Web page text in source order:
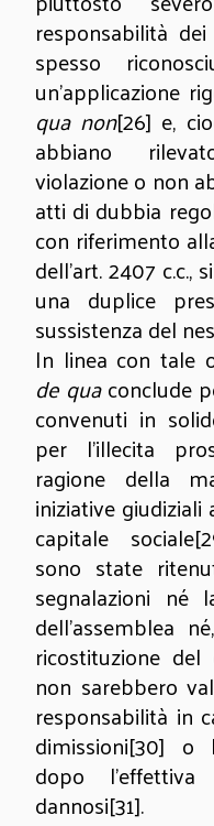
responsabilità
spesso
un’applicazione
qua non[26] e,
abbiano
violazione o non
atti di dubbia
con riferimento
dell’art. 2407 c.c.,
una duplice
sussistenza del
In linea con tale
de quaconclude
convenuti in
per l’illecita
ragione della
iniziative
capitale sociale
sono state
segnalazioni né
dell’assemblea
ricostituzione del
non sarebbero
responsabilità in
dimissioni[30] o
dopo
dannosi[31].